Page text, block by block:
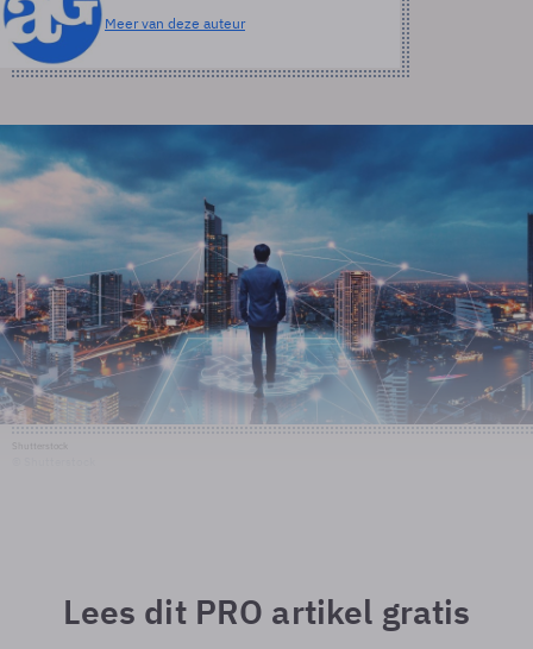
Meer van deze auteur
Lees dit PRO artikel gratis